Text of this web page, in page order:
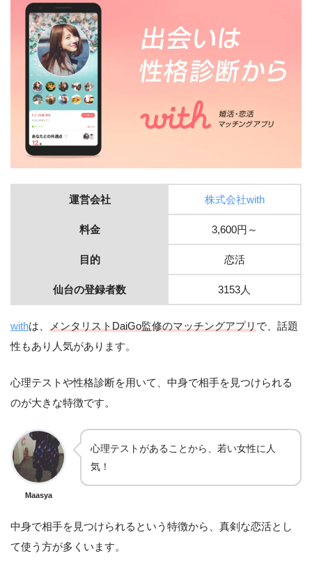
運営会社 株式会社with
料金 3,600円～
目的 恋活
仙台の登録者数 3153人
withは、 メンタリストDaiGo監修のマッチングアプリで、話題
性もあり人気があります。
心理テストや性格診断を用いて、中身で相手を見つけられる
のが大きな特徴です。
Maasya
心理テストがあることから、若い女性に人
気！
中身で相手を見つけられるという特徴から、真剣な恋活とし
て使う方が多くいます。